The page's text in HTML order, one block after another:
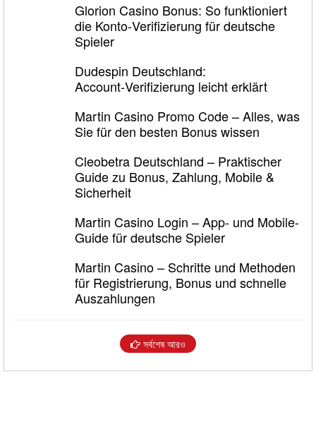
Glorion Casino Bonus: So funktioniert
die Konto‑Verifizierung für deutsche
Spieler
Dudespin Deutschland:
Account‑Verifizierung leicht erklärt
Martin Casino Promo Code – Alles, was
Sie für den besten Bonus wissen
Cleobetra Deutschland – Praktischer
Guide zu Bonus, Zahlung, Mobile &
Sicherheit
Martin Casino Login – App- und Mobile-
Guide für deutsche Spieler
Martin Casino – Schritte und Methoden
für Registrierung, Bonus und schnelle
Auszahlungen
সর্বশেষ আরও